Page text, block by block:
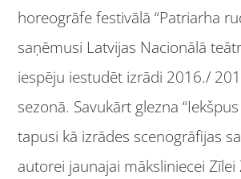
horeogrāfe festivālā “Patriarha
saņēmusi Latvijas Nacionālā
iespēju iestudēt izrādi 2016./
sezonā. Savukārt glezna
tapusi kā izrādes scenogrāfijas
autorei jaunajai māksliniecei Zīlei